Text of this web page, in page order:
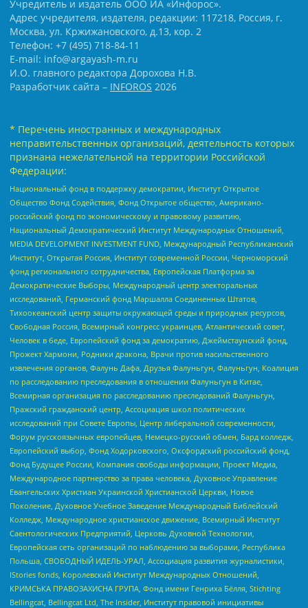
Учредитель и издатель ООО ИА «Инфорос».
Адрес учредителя, издателя, редакции: 117218, Россия, г.
Москва, ул. Кржижановского, д.13, кор. 2
Телефон: +7 (495) 718-84-11
E-mail: info@argayash-m.ru
И.О. главного редактора Дорохова Н.В.
Разработчик сайта – INFOROS 2026
* Перечень иностранных и международных
неправительственных организаций, деятельность которых
признана нежелательной на территории Российской
Федерации:
Национальный фонд в поддержку демократии, Институт Открытое
Общество Фонд Содействия, Фонд Открытое общество, Американо-
российский фонд по экономическому и правовому развитию,
Национальный Демократический Институт Международных Отношений,
MEDIA DEVELOPMENT INVESTMENT FUND, Международный Республиканский
Институт, Открытая Россия, Институт современной России, Черноморский
фонд регионального сотрудничества, Европейская Платформа за
Демократические Выборы, Международный центр электоральных
исследований, Германский фонд Маршалла Соединенных Штатов,
Тихоокеанский центр защиты окружающей среды и природных ресурсов,
Свободная Россия, Всемирный конгресс украинцев, Атлантический совет,
Человек в беде, Европейский фонд за демократию, Джеймстаунский фонд,
Прожект Хармони, Родники дракона, Врачи против насильственного
извлечения органов, Фалунь Дафа, Друзья Фалуньгун, Фалуньгун, Коалиция
по расследованию преследования в отношении Фалуньгун в Китае,
Всемирная организация по расследованию преследований Фалуньгун,
Пражский гражданский центр, Ассоциация школ политических
исследований при Совете Европы, Центр либеральной современности,
Форум русскоязычных европейцев, Немецко-русский обмен, Бард колледж,
Европейский выбор, Фонд Ходорковского, Оксфордский российский фонд,
Фонд Будущее России, Компания свободы информации, Проект Медиа,
Международное партнерство за права человека, Духовное Управление
Евангельских Христиан Украинской Христианской Церкви, Новое
Поколение, Духовное Учебное Заведение Международный Библейский
Колледж, Международное христианское движение, Всемирный Институт
Саентологических Предприятий, Церковь Духовной Технологии,
Европейская сеть организаций по наблюдению за выборами, Республика
Польша, СВОБОДНЫЙ ИДЕЛЬ-УРАЛ, Ассоциация развития журналистики,
IStories fonds, Королевский Институт Международных Отношений,
КРИМСЬКА ПРАВОЗАХИСНА ГРУПА, Фонд имени Генриха Бёлля, Stichting
Bellingcat, Bellingcat Ltd, The Insider, Институт правовой инициативы